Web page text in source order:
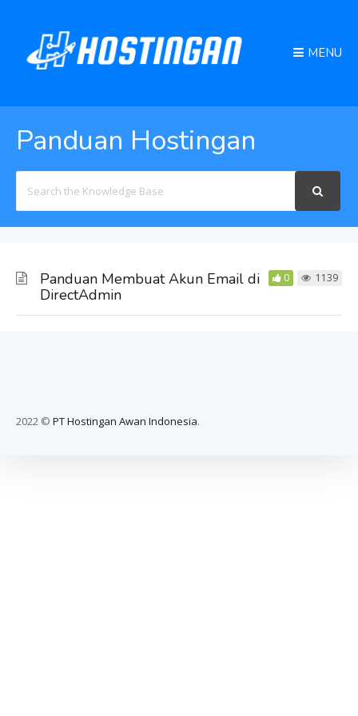
MENU
Panduan Hostingan
For
Panduan Membuat Akun Email di
DirectAdmin
0 1139
2022 © PT Hostingan Awan Indonesia.